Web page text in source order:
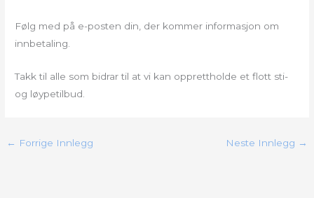
Følg med på e-posten din, der kommer informasjon om
innbetaling.
Takk til alle som bidrar til at vi kan opprettholde et flott sti-
og løypetilbud.
← Forrige Innlegg Neste Innlegg →